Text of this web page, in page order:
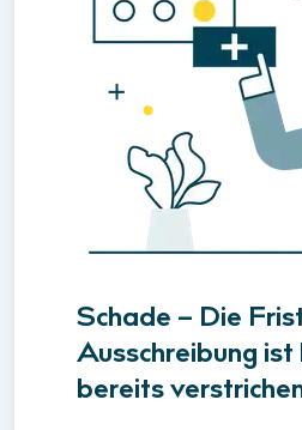
Schade – Die
Ausschreibung ist
bereits